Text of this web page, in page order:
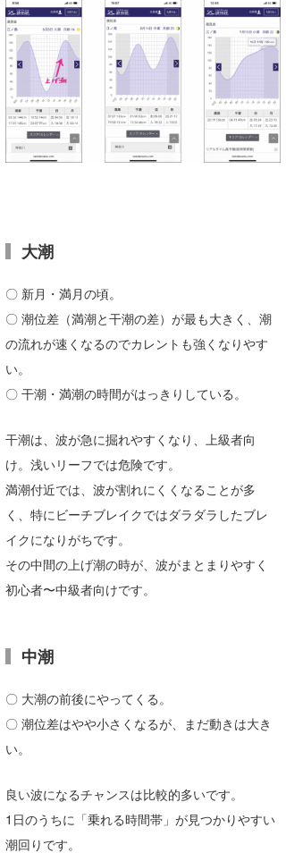
大潮
〇 新月・満月の頃。
〇 潮位差（満潮と干潮の差）が最も大きく、潮
の流れが速くなるのでカレントも強くなりやす
い。
〇 干潮・満潮の時間がはっきりしている。
干潮は、波が急に掘れやすくなり、上級者向
け。浅いリーフでは危険です。
満潮付近では、波が割れにくくなることが多
く、特にビーチブレイクではダラダラしたブレ
イクになりがちです。
その中間の上げ潮の時が、波がまとまりやすく
初心者〜中級者向けです。
中潮
〇 大潮の前後にやってくる。
〇 潮位差はやや小さくなるが、まだ動きは大き
い。
良い波になるチャンスは比較的多いです。
1日のうちに「乗れる時間帯」が見つかりやすい
潮回りです。
ゴン
米山予報士
wanda
予報士 hiro.
banpaku
Romisea